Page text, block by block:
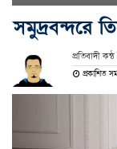
সমুদ্রবন্দরে
প্রতিবাদী
প্রকাশিত